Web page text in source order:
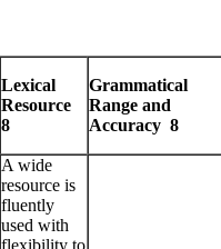
Lexical
Resource
8
Grammatical
Range and
Accuracy 8
A wide
resource is
fluently
used with
flexibility to